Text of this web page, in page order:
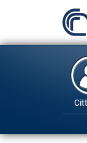
principale